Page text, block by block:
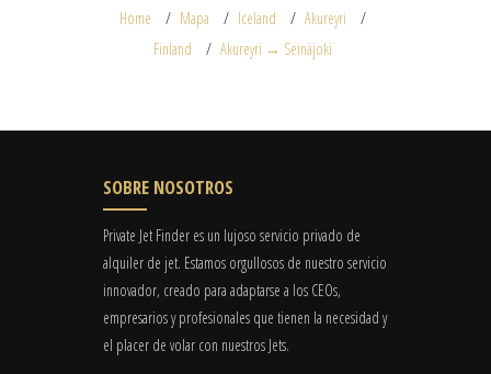
Home Mapa Iceland
Akureyri
Finland
Akureyri → Seinäjoki
SOBRE NOSOTROS
Private Jet Finder es un lujoso servicio privado de
alquiler de jet. Estamos orgullosos de nuestro servicio
innovador, creado para adaptarse a los CEOs,
empresarios y profesionales que tienen la necesidad y
el placer de volar con nuestros Jets.